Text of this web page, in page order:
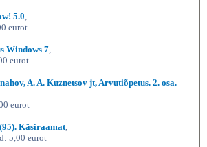
5.0,
eurot
Windows 7,
eurot
A. A. Kuznetsov jt, Arvutiõpetus. 2. osa.
eurot
Käsiraamat,
5,00 eurot